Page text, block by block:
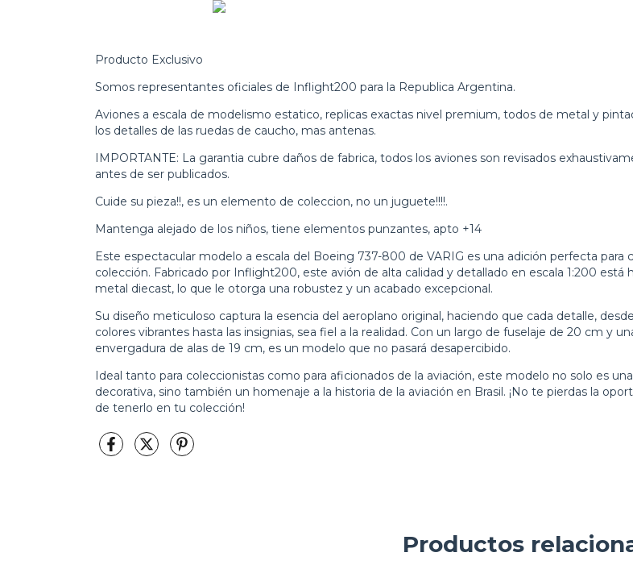
Producto Exclusivo
Somos representantes oficiales de Inflight200 para la Republica Argentina.
Aviones a escala de modelismo estatico, replicas exactas nivel premium, todos de metal y
los detalles de las ruedas de caucho, mas antenas.
IMPORTANTE: La garantia cubre daños de fabrica, todos los aviones son revisados
antes de ser publicados.
Cuide su pieza!!, es un elemento de coleccion, no un juguete!!!!.
Mantenga alejado de los niños, tiene elementos punzantes, apto +14
Este espectacular modelo a escala del Boeing 737-800 de VARIG es una adición perfecta para
colección. Fabricado por Inflight200, este avión de alta calidad y detallado en escala 1:200 está
metal diecast, lo que le otorga una robustez y un acabado excepcional.
Su diseño meticuloso captura la esencia del aeroplano original, haciendo que cada detalle,
colores vibrantes hasta las insignias, sea fiel a la realidad. Con un largo de fuselaje de 20 cm y
envergadura de alas de 19 cm, es un modelo que no pasará desapercibido.
Ideal tanto para coleccionistas como para aficionados de la aviación, este modelo no solo es
decorativa, sino también un homenaje a la historia de la aviación en Brasil. ¡No te pierdas la
de tenerlo en tu colección!
Productos